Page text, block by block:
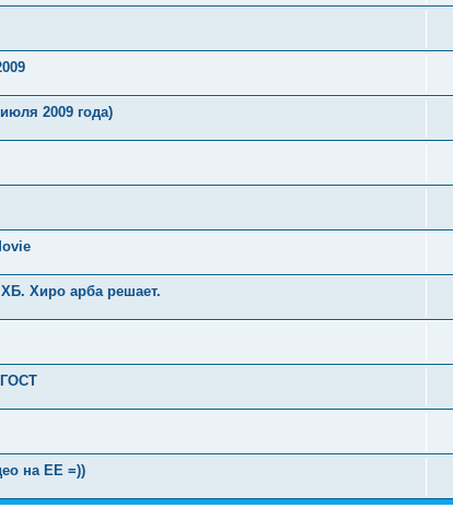
2009 года)
Хиро арба решает.
на ЕЕ =))